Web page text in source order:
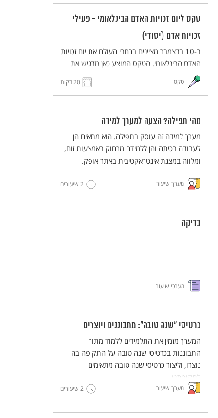
טקס ליום זכויות האדם הבינלאומי - פעילי
זכויות אדם (יסודי)
ב-10 בדצמבר מציינים ברחבי העולם את יום זכויות
האדם הבינלאומי. הטקס המוצע כאן מדגיש את
העשייה של פעילים למען זכויות אדם. הטקס
יתקיים בפורמט כיתתי בכיתות בית הספר השונות
הטקס מותאם ללמידה מרחוק, וניתן להתאימו גם
ללמידה בכיתה.
טקס 20 דקות
מהי תפילה? הצעה למערך למידה
מערך למידה זה עוסק בתפילה. הוא מתאים הן
לעבודה בכיתה והן ללמידה מרחוק באמצעות זום,
ומלווה במצגת אינטראקטיבית באתר אופק.
מערך שיעור 2 שיעורים
בדיקה
מערכי שיעור
כרטיסי "שנה טובה": מתבוננים ויוצרים
המערך מזמין את התלמידים ללמוד מתוך
התבוננות בכרטיסי שנה טובה על התקופה בה
נוצרו, וליצור כרטיסי שנה טובה מתאימים
לתקופתנו.
מערך שיעור 2 שיעורים